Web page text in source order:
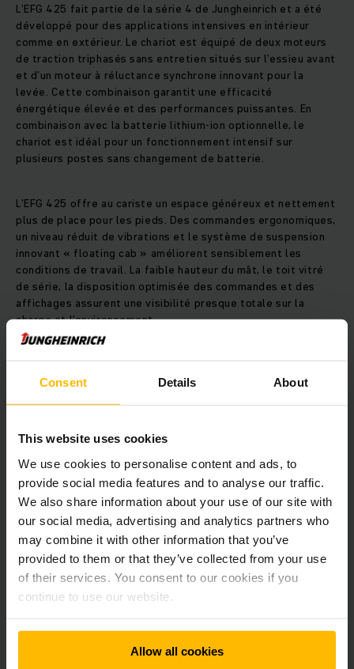
Consent Details About
This website uses cookies
We use cookies to personalise content and ads, to
provide social media features and to analyse our traffic.
We also share information about your use of our site with
our social media, advertising and analytics partners who
may combine it with other information that you’ve
provided to them or that they’ve collected from your use
of their services. You consent to our cookies if you
continue to use our website.
Allow all cookies
L’EFG 425 fait partie de la série 4 de Jungheinrich et a été
développé pour des applications intensives en intérieur
comme en extérieur. Le chariot est équipé de deux moteurs
de traction triphasés sans entretien situés sur l’essieu avant
et d’un moteur à réluctance synchrone innovant pour la
levée. Cette combinaison garantit une efficacité
énergétique élevée et des performances puissantes. En
combinaison avec la batterie lithium-ion optionnelle, le
chariot est idéal pour un fonctionnement intensif sur
plusieurs postes sans changement de batterie.
L’EFG 425 offre au cariste un espace généreux et nettement
plus de place pour les pieds. Des commandes ergonomiques,
un niveau réduit de vibrations et le système de suspension
innovant « floating cab » améliorent sensiblement les
conditions de travail. La faible hauteur du mât, le toit vitré
de série, la disposition optimisée des commandes et des
affichages assurent une visibilité presque totale sur la
charge et l’environnement.
L’EFG 425 est conçu pour l’utilisation avec des accessoires
lourds. Le nouveau bloc hydraulique renforcé permet une
combinaison de compacité, de grande maniabilité et de
commandes sensibles permet de garder un contrôle optimal
du chariot, même dans les espaces confinés.
--------------------------------------------------------------
---------------------------
À propos de l’IFOY AWARD
of the Year) récompense chaque année des solutions
particulièrement innovantes et performantes dans le